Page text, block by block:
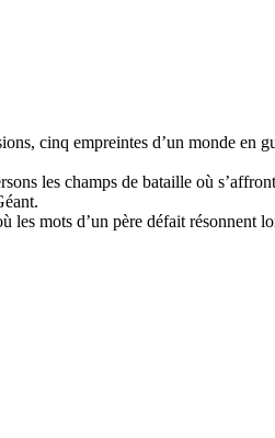
cinq empreintes d’un monde en
les champs de bataille où
mots d’un père défait résonnent